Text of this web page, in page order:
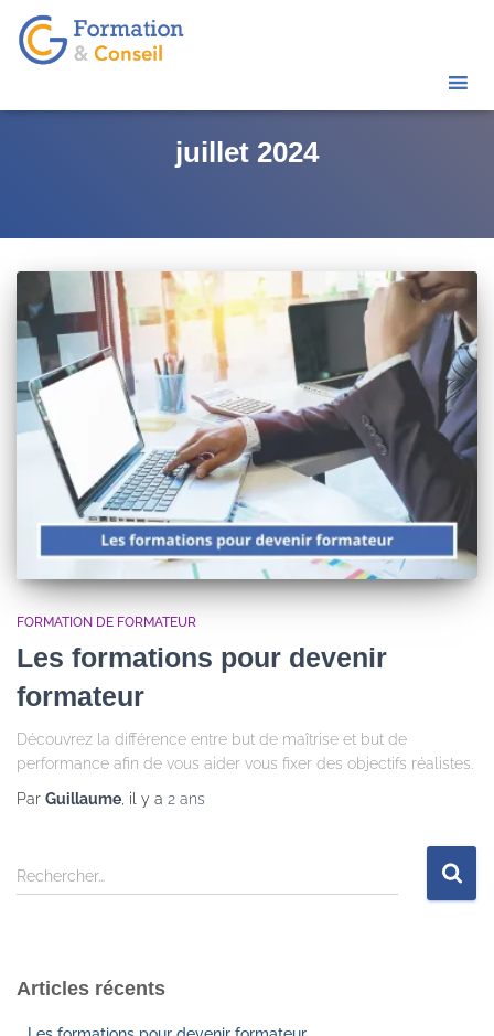
juillet 2024
FORMATION DE FORMATEUR
Les formations pour devenir
formateur
Découvrez la différence entre but de maîtrise et but de
performance afin de vous aider vous fixer des objectifs réalistes.
Par Guillaume , il y a 2 ans
Rechercher…
Articles récents